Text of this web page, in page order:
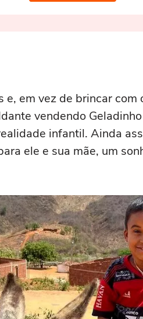
e, em vez de brincar
vendendo
infantil. Ainda
ele e sua mãe, um